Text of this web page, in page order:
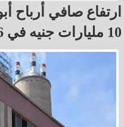
ارتفاع صافي أرباح
10 مليارات جنيه في 6 أشهر